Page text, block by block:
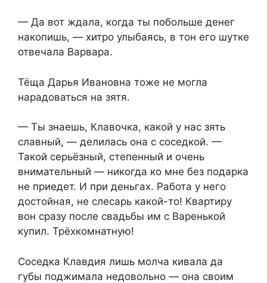
— Да вот ждала, когда ты побольше денег
накопишь, — хитро улыбаясь, в тон его шутке
отвечала Варвара.
Тёща Дарья Ивановна тоже не могла
нарадоваться на зятя.
— Ты знаешь, Клавочка, какой у нас зять
славный, — делилась она с соседкой. —
Такой серьёзный, степенный и очень
внимательный — никогда ко мне без подарка
не приедет. И при деньгах. Работа у него
достойная, не слесарь какой-то! Квартиру
вон сразу после свадьбы им с Варенькой
купил. Трёхкомнатную!
Соседка Клавдия лишь молча кивала да
губы поджимала недовольно — она своим